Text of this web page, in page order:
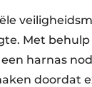
Met
harnas
doordat